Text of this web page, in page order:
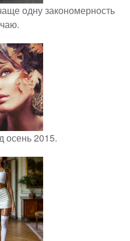
одну закономерность
осень 2015.